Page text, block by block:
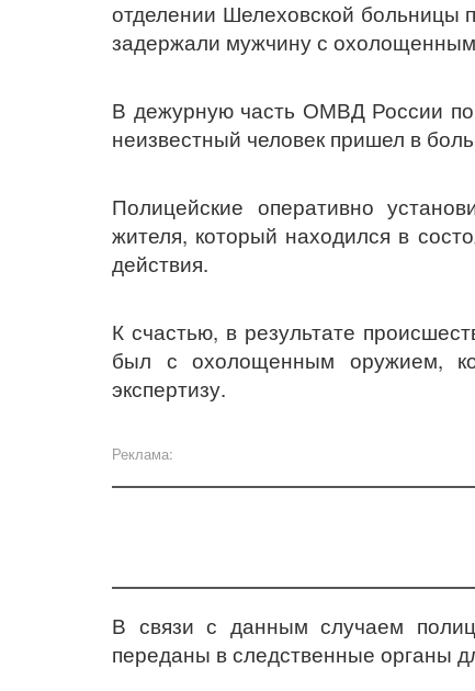
отделении Шелеховской больницы
задержали мужчину с
В дежурную часть ОМВД России
неизвестный человек пришел в
Полицейские оперативно
жителя, который находился в
действия.
К счастью, в результате
был с охолощенным оружием,
экспертизу.
Реклама:
В связи с данным случаем
переданы в следственные органы